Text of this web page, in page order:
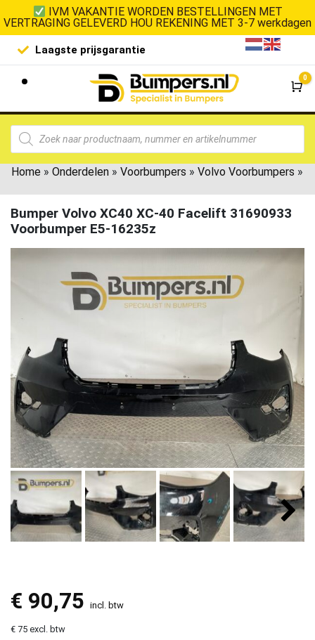
IVM VAKANTIE WORDEN BESTELLINGEN MET
VERTRAGING GELEVERD HOU REKENING MET 3-7 werkdagen
Laagste prijsgarantie De
0
Home » Onderdelen » Voorbumpers » Volvo Voorbumpers »
Bumper Volvo XC40 XC-40 Facelift 31690933
Voorbumper E5-16235z
€ 90,75 incl. btw
€ 75 excl. btw